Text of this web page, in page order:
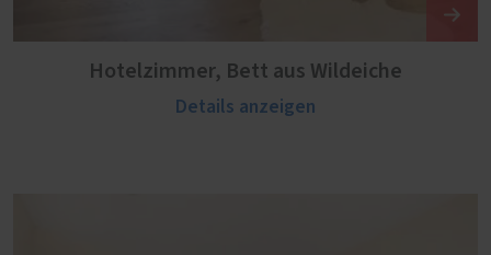
Hotelzimmer, Bett aus Wildeiche
Details anzeigen